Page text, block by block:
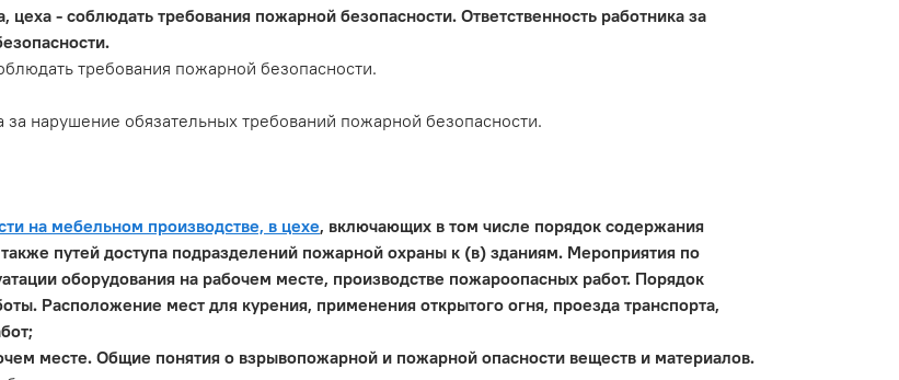
цеха - соблюдать требования пожарной безопасности. Ответственность работника за
требования пожарной безопасности.
за нарушение обязательных требований пожарной безопасности.
на мебельном производстве, в цехе, включающих в том числе порядок содержания
путей доступа подразделений пожарной охраны к (в) зданиям. Мероприятия по
оборудования на рабочем месте, производстве пожароопасных работ. Порядок
Расположение мест для курения, применения открытого огня, проезда транспорта,
месте. Общие понятия о взрывопожарной и пожарной опасности веществ и материалов.